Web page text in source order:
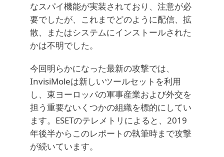
なスパイ機能が実装されており、注意が必
要でしたが、これまでどのように配信、拡
散、またはシステムにインストールされた
かは不明でした。
今回明らかになった最新の攻撃では、
InvisiMoleは新しいツールセットを利用
し、東ヨーロッパの軍事産業および外交を
担う重要ないくつかの組織を標的にしてい
ます。ESETのテレメトリによると、2019
年後半からこのレポートの執筆時まで攻撃
が続いています。